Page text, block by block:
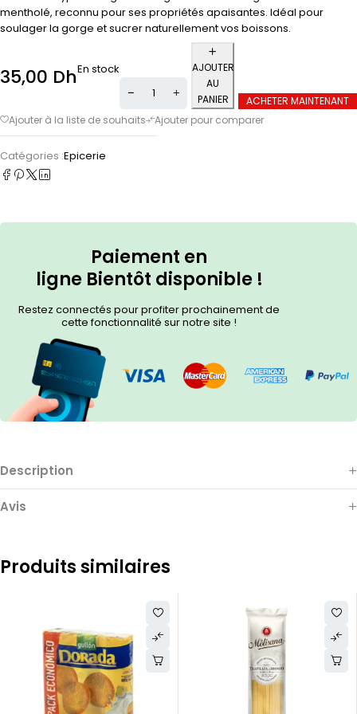
mentholé, reconnu pour ses propriétés apaisantes. Idéal pour
soulager la gorge et sucrer naturellement vos boissons.
35,00 DhEn stock
AJOUTER
AU
PANIER
ACHETER MAINTENANT
Catégories :Epicerie
Paiement en
ligne Bientôt disponible !
Restez connectés pour profiter prochainement de
cette fonctionnalité sur notre site !
Description
Avis
Produits similaires